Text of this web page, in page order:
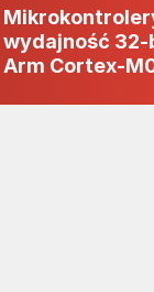
wydajność
Arm Cortex-